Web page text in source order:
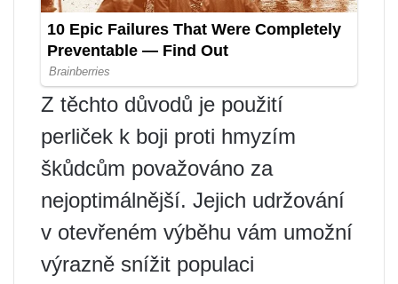
Z těchto důvodů je použití
perliček k boji proti hmyzím
škůdcům považováno za
nejoptimálnější. Jejich udržování
v otevřeném výběhu vám umožní
výrazně snížit populaci